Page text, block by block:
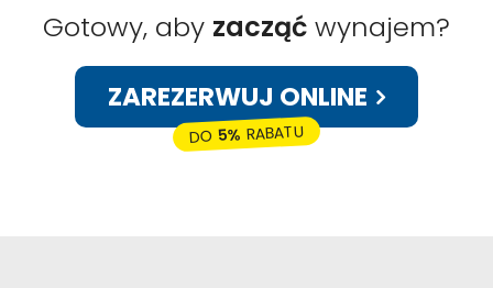
Gotowy, aby zacząć wynajem?
ZAREZERWUJ ONLINE
DO5% RABATU